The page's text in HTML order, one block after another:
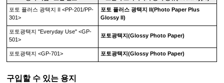
포토 플러스 광택지 II <PP-201/PP-
301>
포토 플러스 광택지 II(Photo Paper Plus
Glossy II)
포토광택지 "Everyday Use"<GP-
501>
포토광택지(Glossy Photo Paper)
포토광택지 <GP-701> 포토광택지(Glossy Photo Paper)
구입할 수 있는 용지